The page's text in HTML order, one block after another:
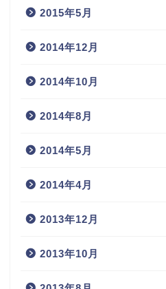
2015年5月
2014年12月
2014年10月
2014年8月
2014年5月
2014年4月
2013年12月
2013年10月